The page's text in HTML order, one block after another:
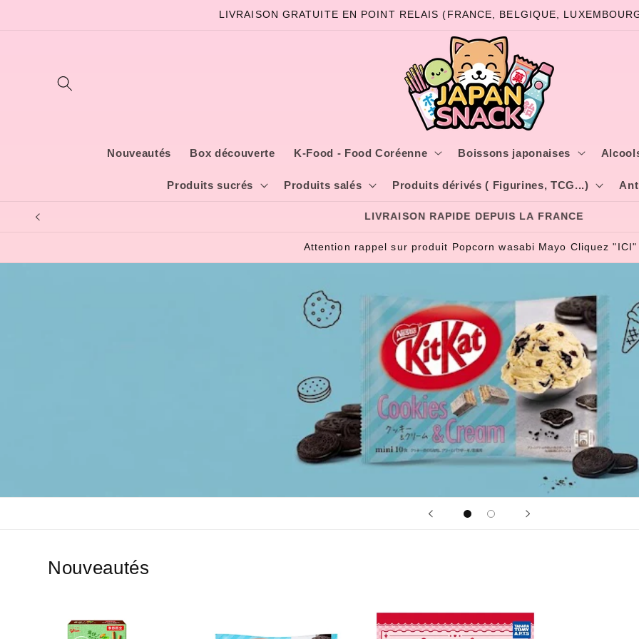
LIVRAISON GRATUITE EN POINT RELAIS (FRANCE, BELGIQUE,
Nouveautés Box découverte K-Food - Food Coréenne Boissons japonaises
Produits sucrés Produits salés Produits dérivés ( Figurines, TCG...)
LIVRAISON RAPIDE DEPUIS LA FRANCE
Attention rappel sur produit Popcorn wasabi Mayo Cliquez "ICI"
Nouveautés